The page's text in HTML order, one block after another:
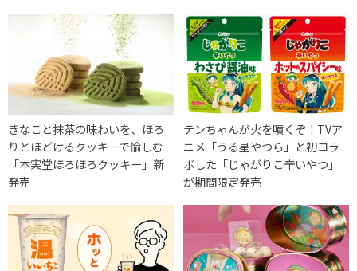
きなこと抹茶の味わいを、ほろ
りとほどけるクッキーで愉しむ
「本実堂ほろほろクッキー」新
発売
テンちゃんが火を噴くぞ！TVア
ニメ「うる星やつら」と初コラ
ボした「じゃがりこ辛いやつ」
が期間限定発売